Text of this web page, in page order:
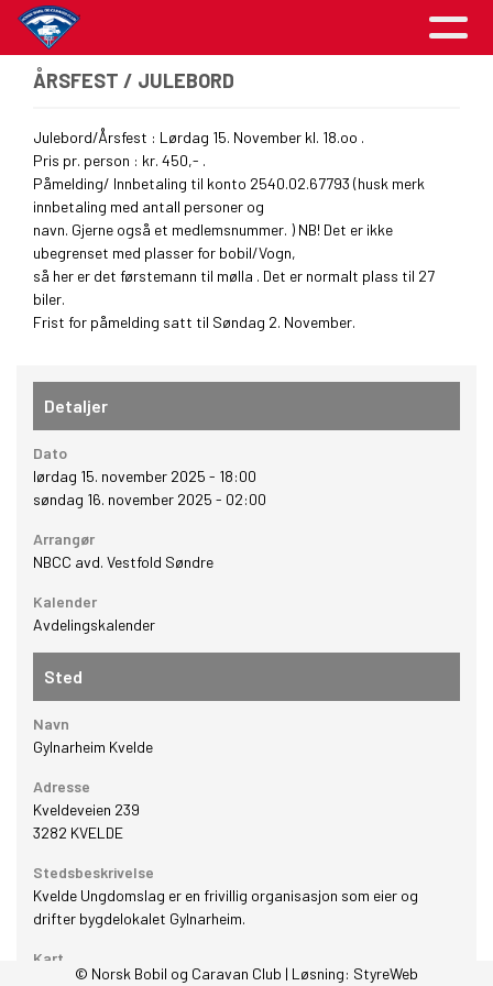
ÅRSFEST / JULEBORD
Julebord/Årsfest : Lørdag 15. November kl. 18.oo .
Pris pr. person : kr. 450,- .
Påmelding/ Innbetaling til konto 2540.02.67793 (husk merk
innbetaling med antall personer og
navn. Gjerne også et medlemsnummer. ) NB! Det er ikke
ubegrenset med plasser for bobil/Vogn,
så her er det førstemann til mølla . Det er normalt plass til 27
biler.
Frist for påmelding satt til Søndag 2. November.
Detaljer
Dato
lørdag 15. november 2025 - 18:00
søndag 16. november 2025 - 02:00
Arrangør
NBCC avd. Vestfold Søndre
Kalender
Avdelingskalender
Sted
Navn
Gylnarheim Kvelde
Adresse
Kveldeveien 239
3282 KVELDE
Stedsbeskrivelse
Kvelde Ungdomslag er en frivillig organisasjon som eier og
drifter bygdelokalet Gylnarheim.
Kart
© Norsk Bobil og Caravan Club | Løsning: StyreWeb